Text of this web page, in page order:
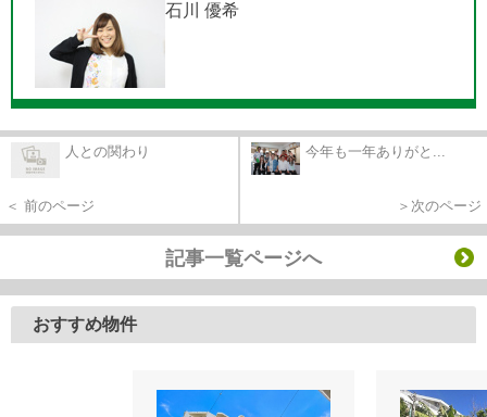
石川 優希
人との関わり
＜ 前のページ
今年も一年ありがと...
＞次のページ
記事一覧ページへ
おすすめ物件